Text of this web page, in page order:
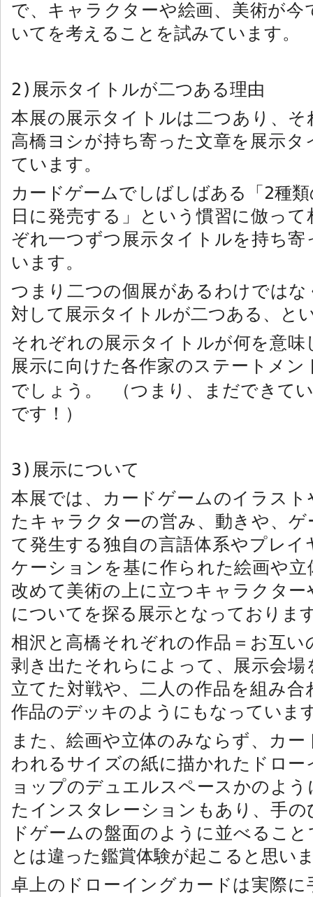
で、キャラクターや絵画、美術が
いてを考えることを試みています。
2) 展示タイトルが二つある理由
本展の展示タイトルは二つあり、
高橋ヨシが持ち寄った文章を展示
ています。
カードゲームでしばしばある「 2種
日に発売する」という慣習に倣っ
ぞれ一つずつ展示タイトルを持ち
います。
つまり二つの個展があるわけでは
対して展示タイトルが二つある、と
それぞれの展示タイトルが何を意
展示に向けた各作家のステートメ
でしょう。 （つまり、まだできて
です！）
3) 展示について
本展では、カードゲームのイラス
たキャラクターの営み、動きや、
て発生する独自の言語体系やプレ
ケーションを基に作られた絵画や
改めて美術の上に立つキャラクタ
についてを探る展示となっておりま
相沢と高橋それぞれの作品＝お互
剥き出たそれらによって、展示会
立てた対戦や、二人の作品を組み
作品のデッキのようにもなっていま
また、絵画や立体のみならず、カ
われるサイズの紙に描かれたドロ
ョップのデュエルスペースかのよ
たインスタレーションもあり、手
ドゲームの盤面のように並べるこ
とは違った鑑賞体験が起こると思い
卓上のドローイングカードは実際